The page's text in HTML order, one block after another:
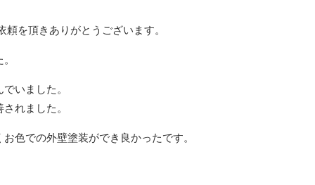
を頂きありがとうございます。
いました。
れました。
色での外壁塗装ができ良かったです。